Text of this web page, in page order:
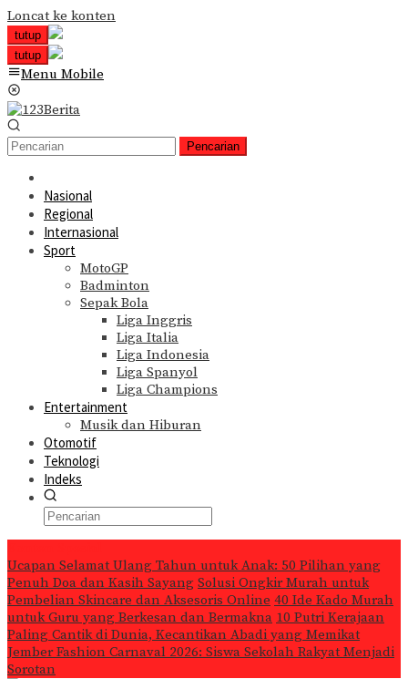
Loncat ke konten
tutup
tutup
Menu Mobile
Pencarian
Nasional
Regional
Internasional
Sport
MotoGP
Badminton
Sepak Bola
Liga Inggris
Liga Italia
Liga Indonesia
Liga Spanyol
Liga Champions
Entertainment
Musik dan Hiburan
Otomotif
Teknologi
Indeks
Ucapan Selamat Ulang Tahun untuk Anak: 50 Pilihan yang
Penuh Doa dan Kasih Sayang Solusi Ongkir Murah untuk
Pembelian Skincare dan Aksesoris Online 40 Ide Kado Murah
untuk Guru yang Berkesan dan Bermakna 10 Putri Kerajaan
Paling Cantik di Dunia, Kecantikan Abadi yang Memikat
Jember Fashion Carnaval 2026: Siswa Sekolah Rakyat Menjadi
Sorotan